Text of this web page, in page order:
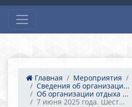
Главная Мероприятия
Сведения об организаци...
Об организации отдыха ...
7 июня 2025 года. Шест...